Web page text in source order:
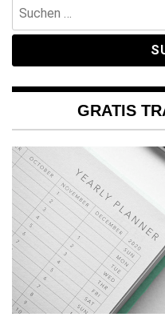
nach:
GRATIS